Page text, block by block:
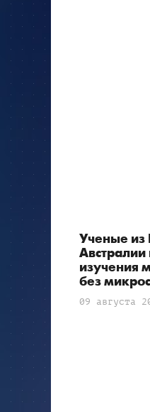
Ученые из
изучения
без
09 августа